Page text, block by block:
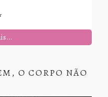
O CORPO NÃO